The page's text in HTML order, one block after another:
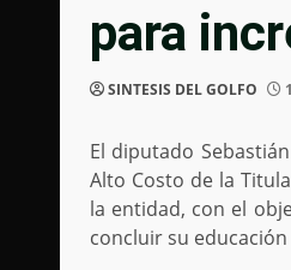
para
SINTESIS DEL GOLFO
El diputado
Alto Costo de la
la entidad, con el
concluir su